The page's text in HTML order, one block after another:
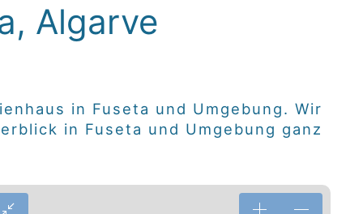
Algarve
in Fuseta und Umgebung. Wir
in Fuseta und Umgebung ganz